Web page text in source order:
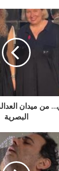
ميدان
البصرية